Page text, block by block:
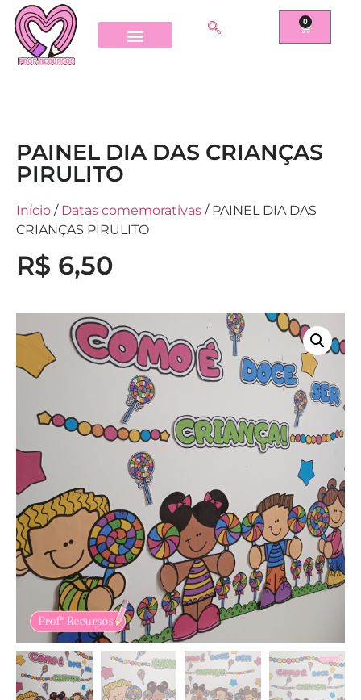
0
PAINEL DIA DAS CRIANÇAS
PIRULITO
Início / Datas comemorativas / PAINEL DIA DAS
CRIANÇAS PIRULITO
R$ 6,50